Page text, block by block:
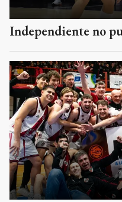
Independiente no